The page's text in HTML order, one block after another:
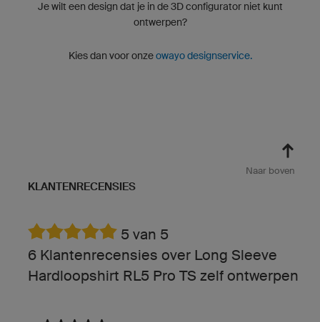
Je wilt een design dat je in de 3D configurator niet kunt
ontwerpen?
Kies dan voor onzeowayo designservice.
Naar boven
KLANTENRECENSIES
5 van 5
6 Klantenrecensies over Long Sleeve
Hardloopshirt RL5 Pro TS zelf ontwerpen